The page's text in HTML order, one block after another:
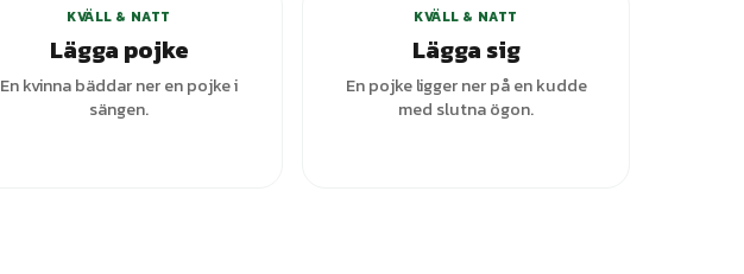
KVÄLL & NATT
Lägga pojke
En kvinna bäddar ner en pojke i
sängen.
KVÄLL & NATT
Lägga sig
En pojke ligger ner på en kudde
med slutna ögon.